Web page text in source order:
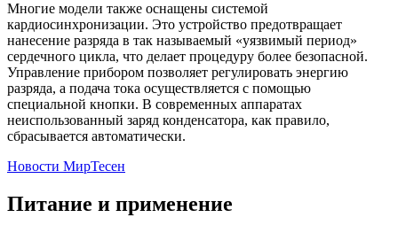
Многие модели также оснащены системой
кардиосинхронизации. Это устройство предотвращает
нанесение разряда в так называемый «уязвимый период»
сердечного цикла, что делает процедуру более безопасной.
Управление прибором позволяет регулировать энергию
разряда, а подача тока осуществляется с помощью
специальной кнопки. В современных аппаратах
неиспользованный заряд конденсатора, как правило,
сбрасывается автоматически.
Новости МирТесен
Питание и применение